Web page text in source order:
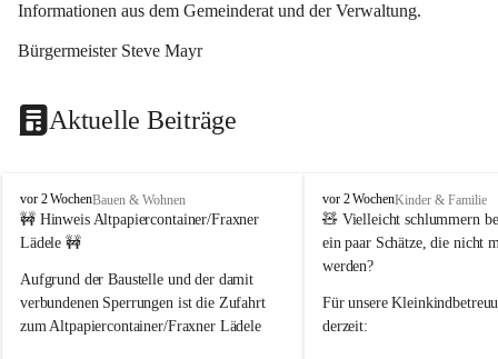
Informationen aus dem Gemeinderat und der Verwaltung.
Bürgermeister Steve Mayr
Aktuelle Beiträge
F
r
a
e
r
n
vor 2 WochenBauen & Wohnen
🚧 Hinweis Altpapiercontainer/Fraxner
Lädele 🚧
Aufgrund der Baustelle und der damit
verbundenen Sperrungen ist die Zufahrt
zum Altpapiercontainer/Fraxner Lädele
F
r
a
x
r
n
vor 2 WochenKinder & Familie
🧸 Vielleicht schlummern
ein paar Schätze, die nicht
werden?
Für unsere
derzeit: